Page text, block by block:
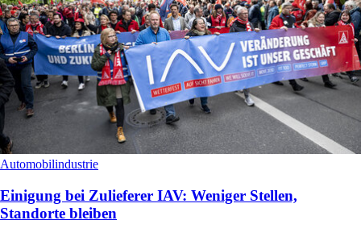
Automobilindustrie
Einigung bei Zulieferer IAV: Weniger Stellen,
Standorte bleiben